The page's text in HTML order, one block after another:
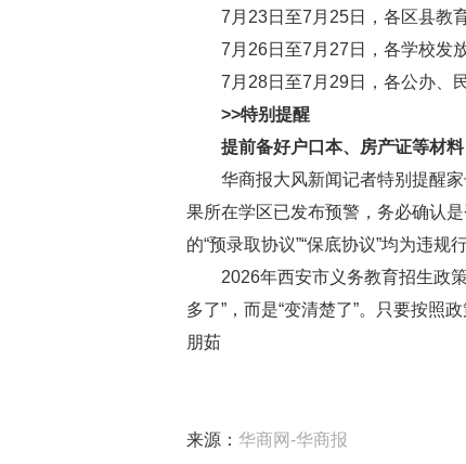
7月23日至7月25日，各区县教育
7月26日至7月27日，各学校发放
7月28日至7月29日，各公办、民
>>特别提醒
提前备好户口本、房产证等材料
华商报大风新闻记者特别提醒家
果所在学区已发布预警，务必确认
的“预录取协议”“保底协议”均为违规
2026年西安市义务教育招生政策
多了”，而是“变清楚了”。只要按照
朋茹
来源： 华商网-华商报